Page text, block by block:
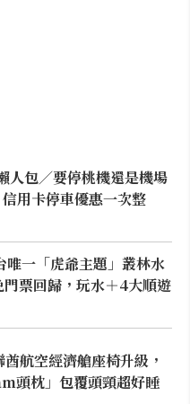
人包／要停桃機還是機場
用卡停車優惠一次整
唯一「虎爺主題」叢林水
票回歸，玩水＋4大順遊
航空經濟艙座椅升級，
頭枕」包覆頭頸超好睡